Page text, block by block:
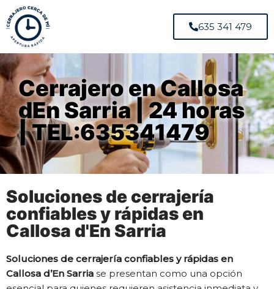
635 341 479
Cerrajero en Callosa
dEn Sarria | 24 horas
| TEL:635341479
Soluciones de cerrajería
confiables y rápidas en
Callosa d'En Sarria
Soluciones de cerrajería confiables y rápidas en
Callosa d’En Sarria se presentan como una opción